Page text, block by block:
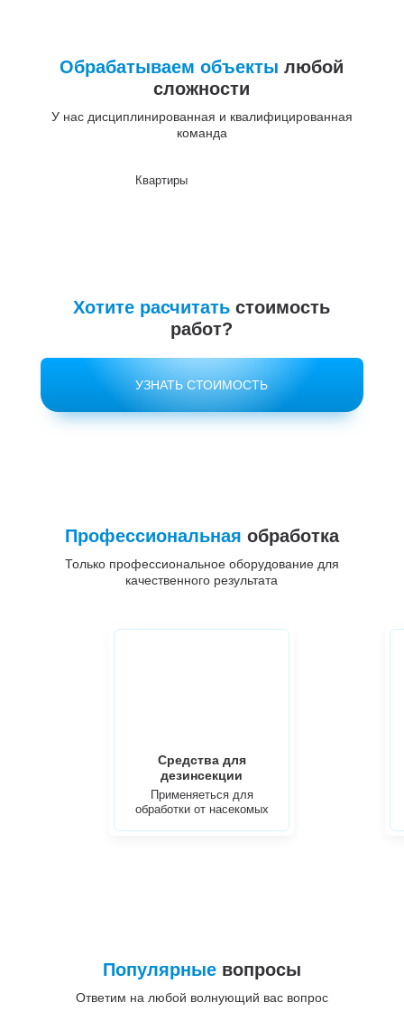
Обрабатываем объекты любой
сложности
У нас дисциплинированная и квалифицированная
команда
Квартиры
Хотите расчитать стоимость
работ?
УЗНАТЬ СТОИМОСТЬ
Профессиональная обработка
Только профессиональное оборудование для
качественного результата
Средства для
дезинсекции
Применяеться для
обработки от насекомых
Популярныевопросы
Ответим на любой волнующий вас вопрос